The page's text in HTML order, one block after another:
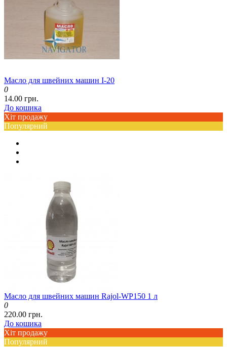
Масло для швейних машин І-20
0
14.00 грн.
До кошика
Хіт продажу
Популярний
Масло для швейних машин Rajol-WP150 1 л
0
220.00 грн.
До кошика
Хіт продажу
Популярний